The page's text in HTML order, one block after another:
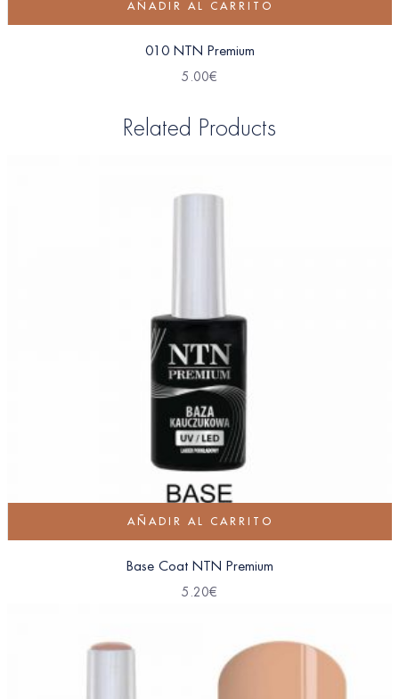
AÑADIR AL CARRITO
010 NTN Premium
5.00€
Related Products
AÑADIR AL CARRITO
Base Coat NTN Premium
5.20€